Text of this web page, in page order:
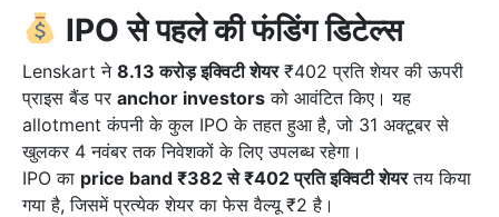
IPO से पहले की फंडिंग डिटेल्स
Lenskart ने 8.13 करोड़ इक्विटी शेयर₹402 प्रति शेयर की ऊपरी
प्राइस बैंड पर anchor investors को आवंटित किए। यह
allotment कंपनी के कुल IPO के तहत हुआ है, जो 31 अक्टूबर से
खुलकर 4 नवंबर तक निवेशकों के लिए उपलब्ध रहेगा।
IPO का price band ₹382 से ₹402 प्रति इक्विटी शेयरतय किया
गया है, जिसमें प्रत्येक शेयर का फेस वैल्यू ₹2 है।